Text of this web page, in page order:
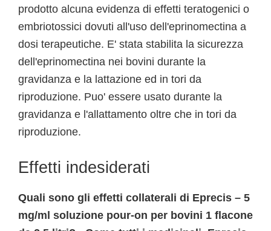
prodotto alcuna evidenza di effetti teratogenici o
embriotossici dovuti all'uso dell'eprinomectina a
dosi terapeutiche. E' stata stabilita la sicurezza
dell'eprinomectina nei bovini durante la
gravidanza e la lattazione ed in tori da
riproduzione. Puo' essere usato durante la
gravidanza e l'allattamento oltre che in tori da
riproduzione.
Effetti indesiderati
Quali sono gli effetti collaterali di Eprecis – 5
mg/ml soluzione pour-on per bovini 1 flacone